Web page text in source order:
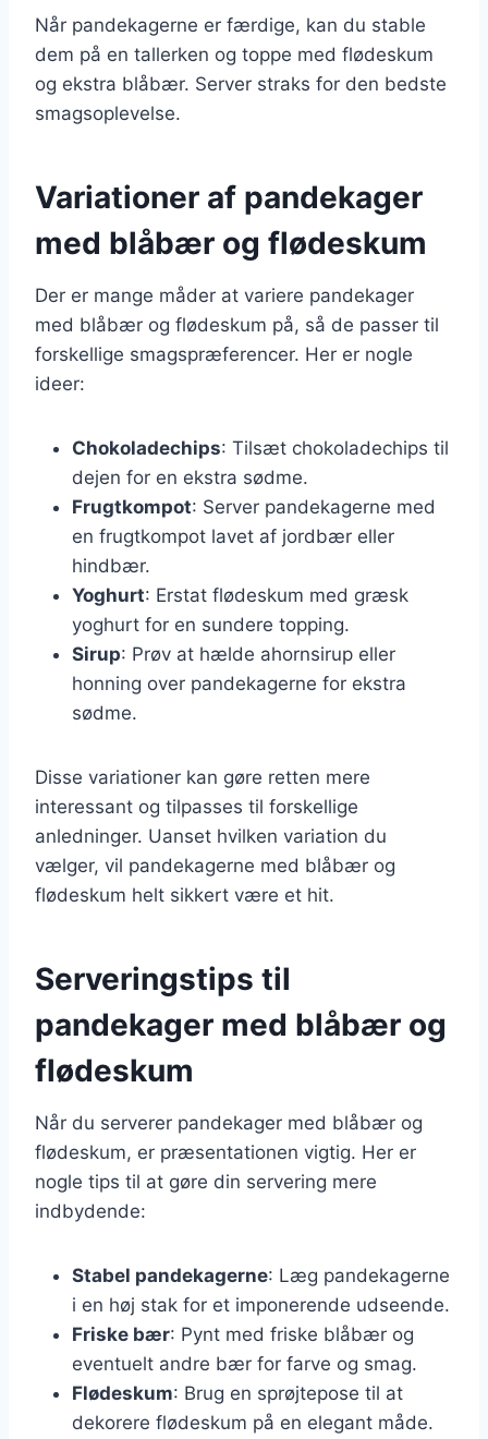
Når pandekagerne er færdige, kan du stable
dem på en tallerken og toppe med flødeskum
og ekstra blåbær. Server straks for den bedste
smagsoplevelse.
Variationer af pandekager
med blåbær og flødeskum
Der er mange måder at variere pandekager
med blåbær og flødeskum på, så de passer til
forskellige smagspræferencer. Her er nogle
ideer:
Chokoladechips: Tilsæt chokoladechips til
dejen for en ekstra sødme.
Frugtkompot: Server pandekagerne med
en frugtkompot lavet af jordbær eller
hindbær.
Yoghurt: Erstat flødeskum med græsk
yoghurt for en sundere topping.
Sirup: Prøv at hælde ahornsirup eller
honning over pandekagerne for ekstra
sødme.
Disse variationer kan gøre retten mere
interessant og tilpasses til forskellige
anledninger. Uanset hvilken variation du
vælger, vil pandekagerne med blåbær og
flødeskum helt sikkert være et hit.
Serveringstips til
pandekager med blåbær og
flødeskum
Når du serverer pandekager med blåbær og
flødeskum, er præsentationen vigtig. Her er
nogle tips til at gøre din servering mere
indbydende:
Stabel pandekagerne: Læg pandekagerne
i en høj stak for et imponerende udseende.
Friske bær: Pynt med friske blåbær og
eventuelt andre bær for farve og smag.
Flødeskum: Brug en sprøjtepose til at
dekorere flødeskum på en elegant måde.